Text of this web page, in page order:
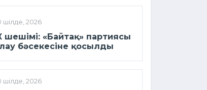
шілде, 2026
шешімі: «Байтақ» партиясы
бәсекесіне қосылды
шілде, 2026